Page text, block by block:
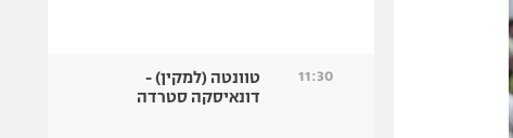
11:30
טוונטה (למקין) -
דונאיסקה סטרדה